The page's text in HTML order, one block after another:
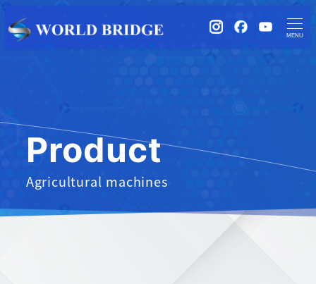
instagramFacebook
MENU
Product
Agricultural machines